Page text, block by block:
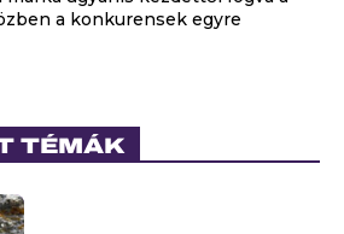
a konkurensek egyre
TÉMÁK